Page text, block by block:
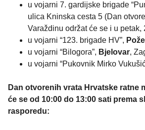
u vojarni 7. gardijske brigade
ulica Kninska cesta 5 (Dan
Varaždinu održat će se i u petak,
u vojarni “123. brigade HV”,
u vojarni “Bilogora”, Bjelovar,
u vojarni “Pukovnik Mirko
Dan otvorenih vrata Hrvatske ratne
će se od 10:00 do 13:00 sati prema
rasporedu: